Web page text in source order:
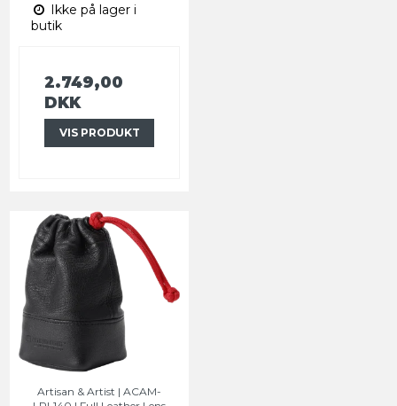
Ikke på lager i
butik
2.749,00
DKK
VIS PRODUKT
Artisan & Artist | ACAM-